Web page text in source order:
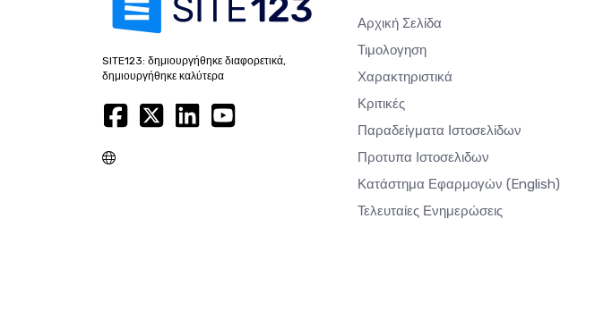
SITE123: δημιουργήθηκε διαφορετικά,
δημιουργήθηκε καλύτερα
Αρχική Σελίδα
Τιμολογηση
Χαρακτηριστικά
Κριτικές
Παραδείγματα Ιστοσελίδων
Προτυπα Ιστοσελιδων
Κατάστημα Εφαρμογών (English)
Τελευταίες Ενημερώσεις